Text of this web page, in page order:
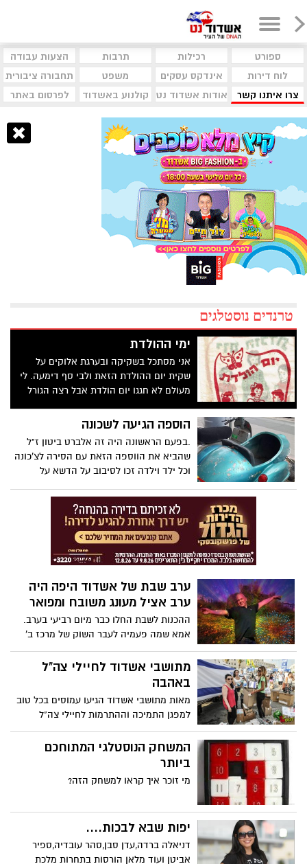
ספורט רכילות תרבות
הצעות עבודה
לוח דירות
אינדקס עסקים משפט
תחבורה ציבורית
צרו איתנו קשר
אודות אשדוד נט קולנוע באשדוד לפרסום באתר
טרנדים נוסטלגים
ימי ההולדת
אני מסתכל בשקיקה ובערגת אלוקים על
שקית יום ההולדת הזאת ולבי סף דימעה. לי
מעולם לא חגגו יום הולדת אבל רצה הגורל
חגגו למאן דבעי יום הולדת וכל השאיפה
משפט המחץ: "עכשיו נחלק לכם ילדים שקית
יום הולדת". אייייייייי...... איייייייי...... הנשמה
פרחה, הלב נמוג ורננה אפפה את חושי המוח
שרק חשב איך הידיים יחזיקו את שקית יום
ההולדת הניכספת הזאת!. הנה קיבלתי גם אני
שקית ורק בבית אפתח אציץ ואשתף את
אחותי רות בתכולת השקית כאילו היה אוצר
בלום שנילקח ממוזיאון פריז. איייייי.....סוכריה
על מקל,שני בייגלה, בלון אדום ובזוקה אחת
ציור של ליצן....איייייי....
הוספה הגיעה לשכונה
.בפעם הראשונה היה זה אלברט ביטון ז"ל
שהביא את הווספה הזאת עם הסירה לצ'כונה
וכל ילד וילדה זכו לסיבוב על הדשא על
ערב שבת של אשדוד היפה היה
ערב אציל מעונג משובח ומפואר
ההכנות לשבת החלו כבר מיום רביעי בערב.
אמא שמה פעמיה לעבר השוק של מרכז ב'
ההגעה לשם הייתה רצופת מפגשים מהסוג
השלישי ושיחות על הא ודא.
מתושבי אשדוד לחיילי צה"ל
באהבה
מאות מתושבי אשדוד הגיעו עמוסים בכל טוב
למפגן התמיכה וההתרמות לחיילי צה"ל
שערכנו אתמול ברחבת גן העיר...שתי משאיות
עמוסות ועוד משאית צבאית עשו את דרכם
עם הפינוקים שלכם לחיילי צה"ל שנלחמים
המשחק הנוסטלגי המתוחכם
ביותר
מי זוכר איך קראו למשחק הזה?
יפות שבא לבכות....
דניאלה ברדה,עדן סבן,סהר עובדיה,ספיר
אביטן ועוד מלאן הורסות בתחרות מלכת